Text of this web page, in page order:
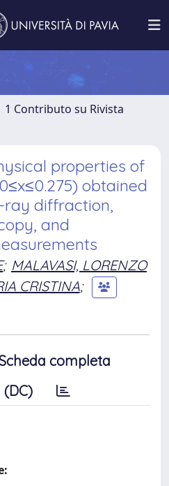
1 Contributo su Rivista
properties of
obtained
ray diffraction,
and
; MALAVASI, LORENZO
CRISTINA;
completa